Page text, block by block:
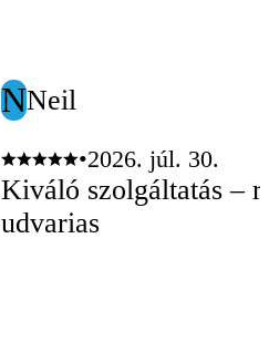
NNeil
•2026. júl. 30.
Kiváló szolgáltatás –
udvarias